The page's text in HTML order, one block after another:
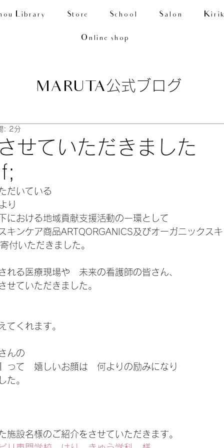
Library Store School Salon
Online shop
MARUTA公式ブログ
せていただきました
: 2分
だいている
り
における地域貢献支援活動の一環として
キンケア商品ARTQORGANICS及びオーガニックス
付いただきました。
れる医療現場や　未来の看護師の皆さん、
せていただきました。
てくれます。
んの
って　嬉しいお顔は　何よりの励みになり
た。
施設名様のご紹介をさせていただきます。